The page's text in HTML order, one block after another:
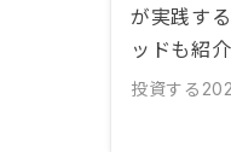
が実践す
ッドも紹介
投資する